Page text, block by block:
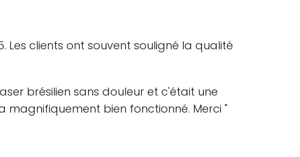
Les clients ont souvent souligné la qualité
brésilien sans douleur et c'était une
magnifiquement bien fonctionné. Merci "